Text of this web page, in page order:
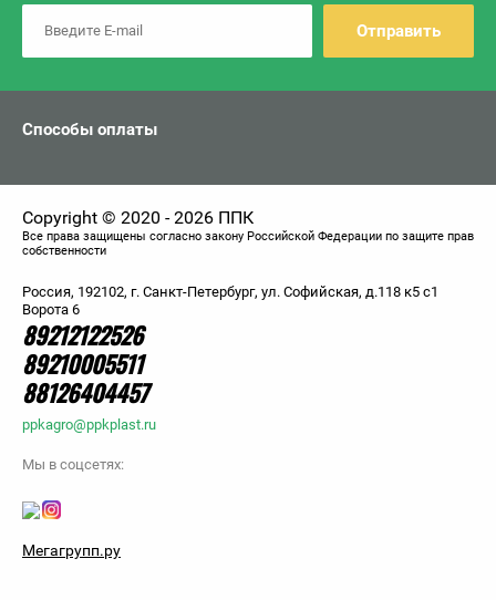
Отправить
Способы оплаты
Copyright © 2020 - 2026 ППК
Все права защищены согласно закону Российской Федерации по защите прав
собственности
Россия, 192102, г. Санкт-Петербург, ул. Софийская, д.118 к5 с1
Ворота 6
89212122526
89210005511
88126404457
ppkagro@ppkplast.ru
Мы в соцсетях:
Мегагрупп.ру